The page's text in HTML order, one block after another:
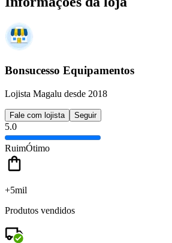
Bonsucesso Equipamentos
Lojista Magalu desde 2018
Fale com lojista Seguir
5.0
RuimÓtimo
+5mil
Produtos vendidos